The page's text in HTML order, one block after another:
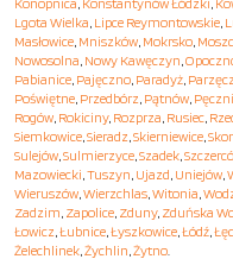
Lgota Wielka, Lipce Reymontowskie,
Masłowice, Mniszków, Mokrsko,
Nowosolna, Nowy Kawęczyn,
Pabianice, Pajęczno, Paradyż,
Poświętne, Przedbórz, Pątnów,
Rogów, Rokiciny, Rozprza, Rusiec,
Siemkowice,Sieradz,Skierniewice,
Sulejów,Sulmierzyce,Szadek,
Mazowiecki,Tuszyn, Ujazd, Uniejów,
Wieruszów,Wierzchlas,Witonia,
Zadzim, Zapolice, Zduny, Zduńska
Łowicz,Łubnice,Łyszkowice,Łódź,
Żelechlinek,Żychlin,Żytno.